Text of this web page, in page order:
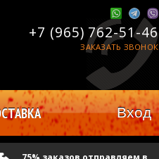
+7 (965) 762-51-46
ЗАКАЗАТЬ ЗВОНОК
Вход